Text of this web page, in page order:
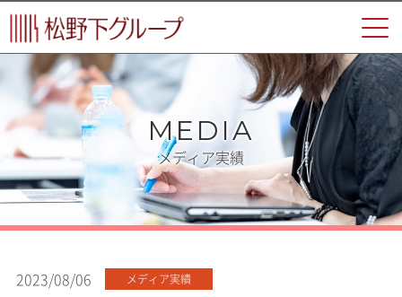
MEDIA
メディア実績
2023/08/06 メディア実績